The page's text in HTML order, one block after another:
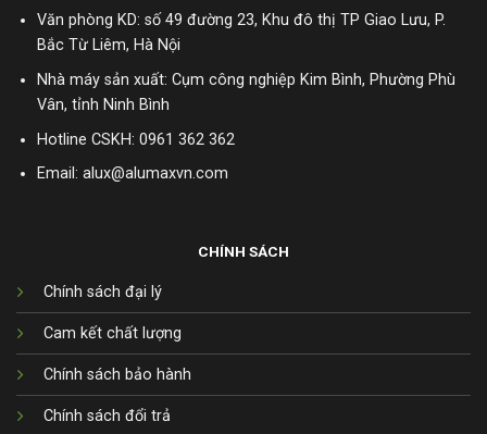
Văn phòng KD: số 49 đường 23, Khu đô thị TP Giao Lưu, P.
Bắc Từ Liêm, Hà Nội
Nhà máy sản xuất: Cụm công nghiệp Kim Bình, Phường Phù
Vân, tỉnh Ninh Bình
Hotline CSKH: 0961 362 362
Email: alux@alumaxvn.com
CHÍNH SÁCH
Chính sách đại lý
Cam kết chất lượng
Chính sách bảo hành
Chính sách đổi trả